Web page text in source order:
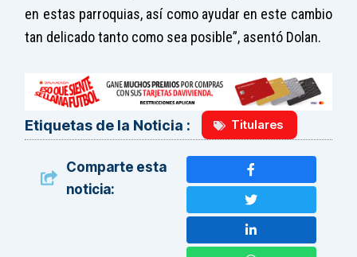
en estas parroquias, así como ayudar en este cambio
tan delicado tanto como sea posible”, asentó Dolan.
Etiquetas de la Noticia : Titulares
Comparte esta
noticia: